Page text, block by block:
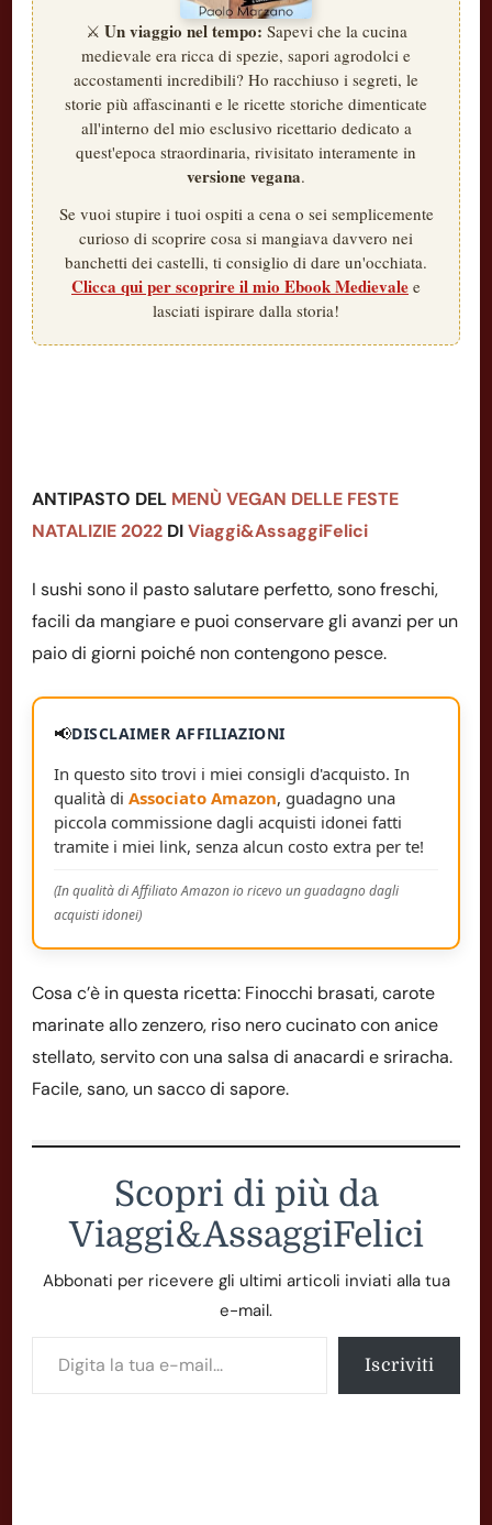
⚔️ Un viaggio nel tempo: Sapevi che la cucina
medievale era ricca di spezie, sapori agrodolci e
accostamenti incredibili? Ho racchiuso i segreti, le
storie più affascinanti e le ricette storiche dimenticate
all'interno del mio esclusivo ricettario dedicato a
quest'epoca straordinaria, rivisitato interamente in
versione vegana.
Se vuoi stupire i tuoi ospiti a cena o sei semplicemente
curioso di scoprire cosa si mangiava davvero nei
banchetti dei castelli, ti consiglio di dare un'occhiata.
Clicca qui per scoprire il mio Ebook Medievale e
lasciati ispirare dalla storia!
ANTIPASTO DEL MENÙ VEGAN DELLE FESTE
NATALIZIE 2022 DIViaggi&AssaggiFelici
I sushi sono il pasto salutare perfetto, sono freschi,
facili da mangiare e puoi conservare gli avanzi per un
paio di giorni poiché non contengono pesce.
📢DISCLAIMER AFFILIAZIONI
In questo sito trovi i miei consigli d'acquisto. In
qualità di Associato Amazon, guadagno una
piccola commissione dagli acquisti idonei fatti
tramite i miei link, senza alcun costo extra per te!
(In qualità di Affiliato Amazon io ricevo un guadagno dagli
acquisti idonei)
Cosa c’è in questa ricetta: Finocchi brasati, carote
marinate allo zenzero, riso nero cucinato con anice
stellato, servito con una salsa di anacardi e sriracha.
Facile, sano, un sacco di sapore.
Scopri di più da
Viaggi&AssaggiFelici
Abbonati per ricevere gli ultimi articoli inviati alla tua
e-mail.
Iscriviti